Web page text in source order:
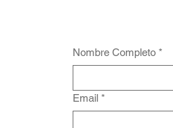
Nombre Completo *
Email *